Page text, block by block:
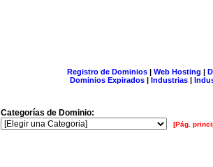
Registro de Dominios| Web Hosting |
Dominios Expirados | Industrias |
Categorías de Dominio:
[Pág.